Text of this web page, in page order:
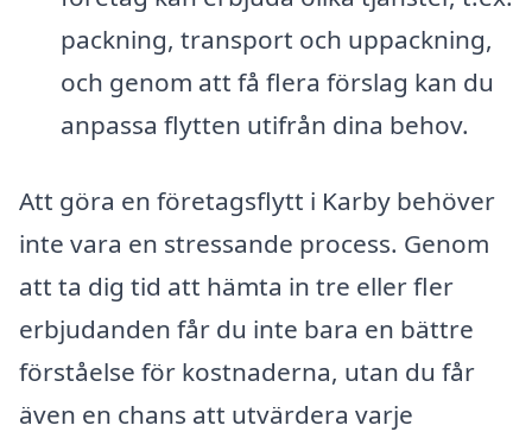
packning, transport och uppackning,
och genom att få flera förslag kan du
anpassa flytten utifrån dina behov.
Att göra en företagsflytt i Karby behöver
inte vara en stressande process. Genom
att ta dig tid att hämta in tre eller fler
erbjudanden får du inte bara en bättre
förståelse för kostnaderna, utan du får
även en chans att utvärdera varje